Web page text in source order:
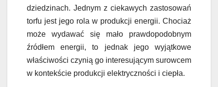
dziedzinach. Jednym z ciekawych zastosowań
torfu jest jego rola w produkcji energii. Chociaż
może wydawać się mało prawdopodobnym
źródłem energii, to jednak jego wyjątkowe
właściwości czynią go interesującym surowcem
w kontekście produkcji elektryczności i ciepła.